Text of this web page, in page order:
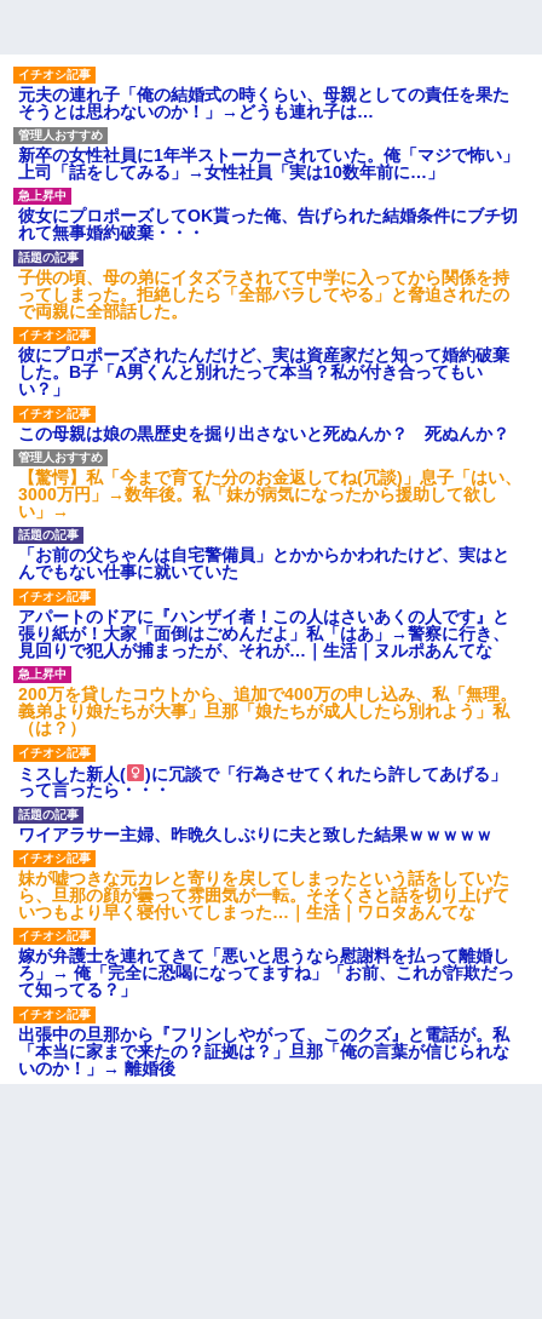
果・・・
私「初めて飲む味だけどなん
のお茶？」彼「ちっ！」私「」
【GIF】JSのカンチョーワロ
タ
後続車にクラクションを鳴ら
され彼氏が逆切れ。「何クラク
ション鳴らしてんだ！降りてこ
いよ！」と怒鳴りだし...
【衝撃】報酬100万円超の治験
募集がこちらｗｗｗｗｗ(※画像
あり)
【ネット騒然】惨殺されたタ
ワマン頂き女子のこの動画、す
げえええええｗｗｗｗｗｗｗｗ
ｗｗｗ
【愕然】白のクラウン俺氏、
高速道路左車線を制限速度で走
った結果wwwwwwwwwwww
百年の恋12-899 食べた量を
張り合ってくる
【悲報】佐藤輝明・・・２軍
でも盛大にやらかす←あまり悲
しませないでくれ
元夫の連れ子「俺の結婚式の時くらい、母親としての責任を果た
そうとは思わないのか！」→どうも連れ子は…
新卒の女性社員に1年半ストーカーされていた。俺「マジで怖い」
上司「話をしてみる」→女性社員「実は10数年前に…」
彼女にプロポーズしてOK貰った俺、告げられた結婚条件にブチ切
れて無事婚約破棄・・・
子供の頃、母の弟にイタズラされてて中学に入ってから関係を持
ってしまった。拒絶したら「全部バラしてやる」と脅迫されたの
で両親に全部話した。
彼にプロポーズされたんだけど、実は資産家だと知って婚約破棄
した。B子「A男くんと別れたって本当？私が付き合ってもい
い？」
この母親は娘の黒歴史を掘り出さないと死ぬんか？ 死ぬんか？
【驚愕】私「今まで育てた分のお金返してね(冗談)」息子「はい、
3000万円」→数年後。私「妹が病気になったから援助して欲し
い」→
「お前の父ちゃんは自宅警備員」とかからかわれたけど、実はと
んでもない仕事に就いていた
アパートのドアに『ハンザイ者！この人はさいあくの人です』と
張り紙が！大家「面倒はごめんだよ」私「はあ」→警察に行き、
見回りで犯人が捕まったが、それが…｜生活｜ヌルポあんてな
200万を貸したコウトから、追加で400万の申し込み、私「無理。
義弟より娘たちが大事」旦那「娘たちが成人したら別れよう」私
（は？）
ミスした新人(
)に冗談で「行為させてくれたら許してあげる」
って言ったら・・・
ワイアラサー主婦、昨晩久しぶりに夫と致した結果ｗｗｗｗｗ
妹が嘘つきな元カレと寄りを戻してしまったという話をしていた
ら、旦那の顔が曇って雰囲気が一転。そそくさと話を切り上げて
いつもより早く寝付いてしまった…｜生活｜ワロタあんてな
嫁が弁護士を連れてきて「悪いと思うなら慰謝料を払って離婚し
ろ」→ 俺「完全に恐喝になってますね」「お前、これが詐欺だっ
て知ってる？」
出張中の旦那から『フリンしやがって、このクズ』と電話が。私
「本当に家まで来たの？証拠は？」旦那「俺の言葉が信じられな
いのか！」→ 離婚後